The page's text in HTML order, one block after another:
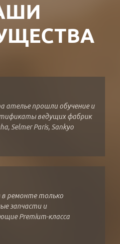
ателье прошли обучение и
ведущих фабрик
Selmer Paris, Sankyo
в ремонте только
запчасти и
Premium-класса